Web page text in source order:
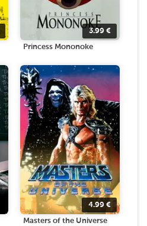
3.99 €
Princess Mononoke
4.99 €
Masters of the Universe